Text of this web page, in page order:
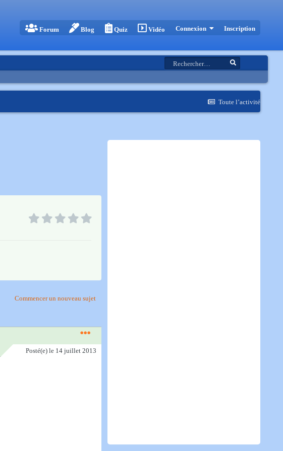
Forum Blog Quiz Vidéo Connexion Inscription
Toute l’activité
Commencer un nouveau sujet
Posté(e) le 14 juillet 2013